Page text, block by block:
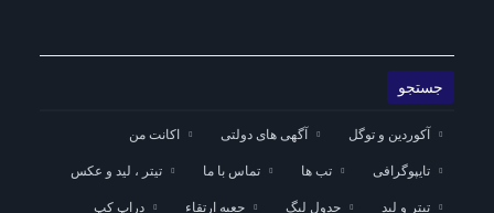
آکوردین و توگل آگهی های دولتی اکانت من
تایپوگرافی تب ها تماس با ما تیتر ، لید و عکس
تیتر و لید جدول لیگ جعبه ارتقاء دراپ کپ